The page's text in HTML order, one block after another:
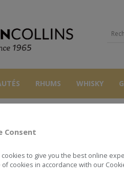
Consent
to give you the best online
cookies in accordance with our
RHUMS WHISKY